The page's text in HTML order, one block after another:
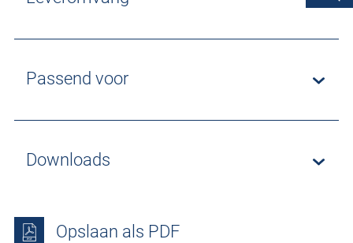
Passend voor
Downloads
Opslaan als PDF